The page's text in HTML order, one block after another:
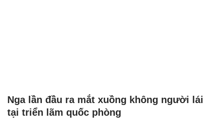
Nga lần đầu ra mắt xuồng không người lái
tại triển lãm quốc phòng